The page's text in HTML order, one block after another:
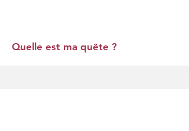
Quelle est ma quête ?